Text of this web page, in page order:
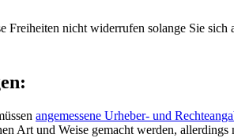
Freiheiten nicht widerrufen solange Sie sich
angemessene Urheber- und
Art und Weise gemacht werden,